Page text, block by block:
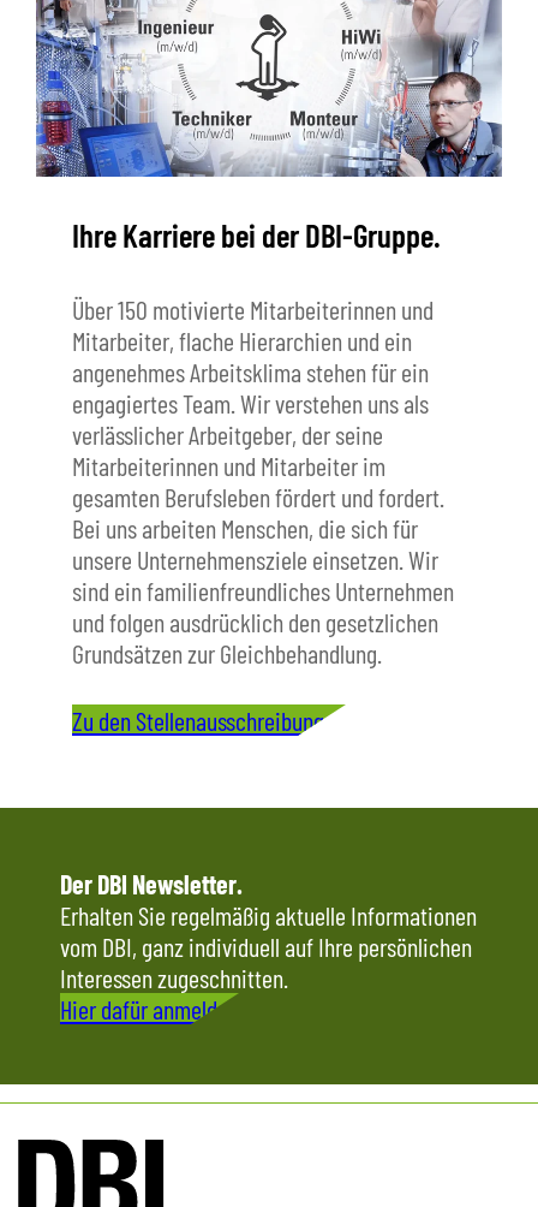
Ihre Karriere bei der DBI-Gruppe.
Über 150 motivierte Mitarbeiterinnen und
Mitarbeiter, flache Hierarchien und ein
angenehmes Arbeitsklima stehen für ein
engagiertes Team. Wir verstehen uns als
verlässlicher Arbeitgeber, der seine
Mitarbeiterinnen und Mitarbeiter im
gesamten Berufsleben fördert und fordert.
Bei uns arbeiten Menschen, die sich für
unsere Unternehmensziele einsetzen. Wir
sind ein familienfreundliches Unternehmen
und folgen ausdrücklich den gesetzlichen
Grundsätzen zur Gleichbehandlung.
Zu den Stellenausschreibungen
Der DBI Newsletter.
Erhalten Sie regelmäßig aktuelle Informationen
vom DBI, ganz individuell auf Ihre persönlichen
Interessen zugeschnitten.
Hier dafür anmelden